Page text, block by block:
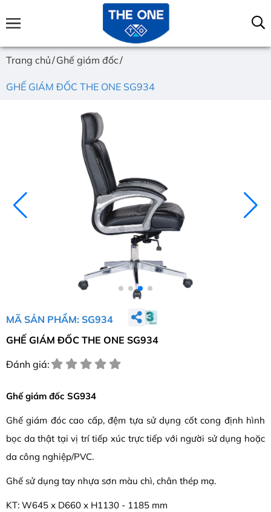
Trang chủ Ghế giám đốc
GHẾ GIÁM ĐỐC THE ONE SG934
MÃ SẢN PHẨM: SG934
GHẾ GIÁM ĐỐC THE ONE SG934
Đánh giá:
Ghế giám đốc SG934
Ghế giám đóc cao cấp, đệm tựa sử dụng cốt cong định hình
bọc da thật tại vị trí tiếp xúc trực tiếp với người sử dụng hoặc
da công nghiệp/PVC.
Ghế sử dụng tay nhựa sơn màu chì, chân thép mạ.
KT: W645 x D660 x H1130 - 1185 mm